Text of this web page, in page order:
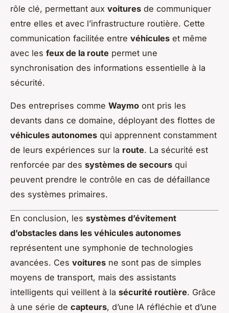
rôle clé, permettant aux voitures de communiquer
entre elles et avec l’infrastructure routière. Cette
communication facilitée entre véhicules et même
avec les feux de la route permet une
synchronisation des informations essentielle à la
sécurité.
Des entreprises comme Waymo ont pris les
devants dans ce domaine, déployant des flottes de
véhicules autonomes qui apprennent constamment
de leurs expériences sur la route. La sécurité est
renforcée par des systèmes de secours qui
peuvent prendre le contrôle en cas de défaillance
des systèmes primaires.
En conclusion, les systèmes d’évitement
d’obstacles dans les véhicules autonomes
représentent une symphonie de technologies
avancées. Ces voitures ne sont pas de simples
moyens de transport, mais des assistants
intelligents qui veillent à la sécurité routière. Grâce
à une série de capteurs, d’une IA réfléchie et d’une